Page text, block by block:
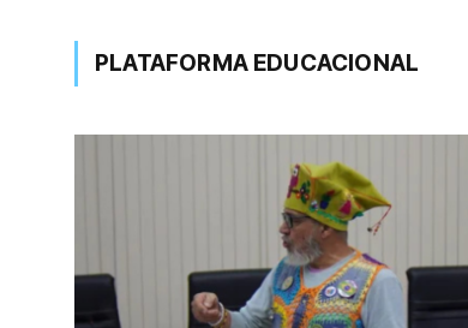
PLATAFORMA EDUCACIONAL